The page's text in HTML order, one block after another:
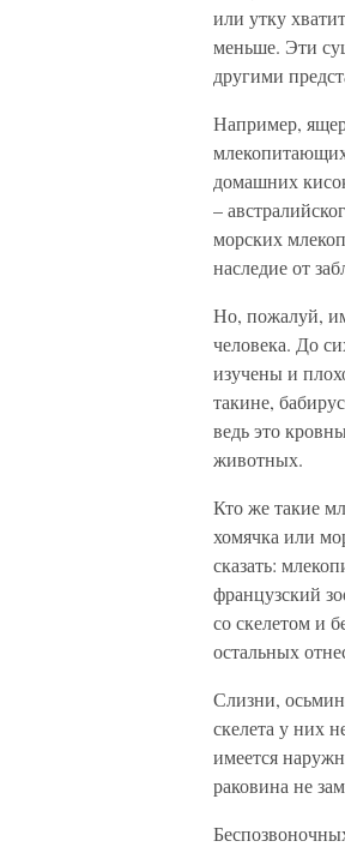
или утку
меньше. Эти
другими
Например,
домашних
–
морских
наследие от
Но, пожалуй,
человека. До
изучены и
такине,
ведь это
животных.
Кто же такие
хомячка или
сказать:
французский
со скелетом и
остальных
Слизни,
скелета у них
имеется
раковина не